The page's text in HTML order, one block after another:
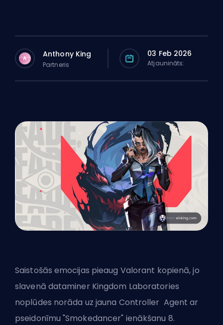
A Anthony King
Partneris
03 Feb 2026
Atjaunināts:
Saistošās emocijas pieaug Valorant kopienā, jo
slavenā dataminer Kingdom Laboratories
noplūdes norāda uz jauna Controller Agent ar
pseidonīmu "Smokedancer" ienākšanu 8.